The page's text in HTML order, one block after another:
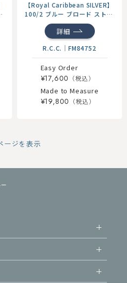
【Royal Caribbean SILVER】
100/2 ブルー ブロード ストラ
イプ シャツ
詳細
R.C.C. ｜ FM84752
Easy Order
¥17,600
Made to Measure
¥19,800
ージを表示